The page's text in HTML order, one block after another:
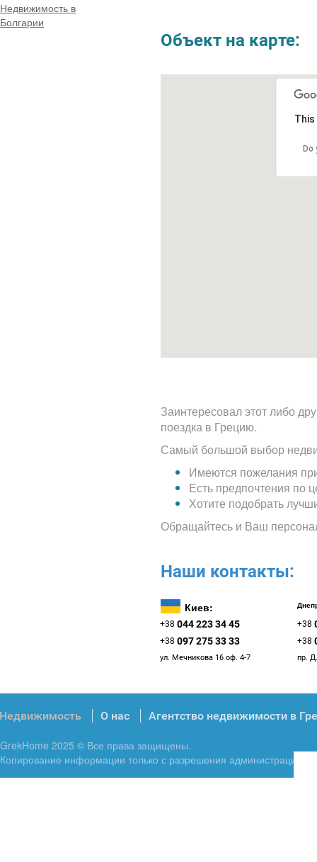
Недвижимость в
Болгарии
Объект на карте:
This
Заинтересовал этот либо
поездка в Грецию.
Самый большой выбор
Имеются пожелания
Есть предпочтения по
Хотите подобрать
Обращайтесь и Ваш
Наши контакты:
Киев:
+38 044 223 34 45 +38
+38 097 275 33 33 +38
ул. Мечникова 16 оф. 4-7 пр.
Недвижимость О нас Агентство недвижимости в
GrekHome 2025 © Все права защищены.
Копирование информации только с разрешения администрации.